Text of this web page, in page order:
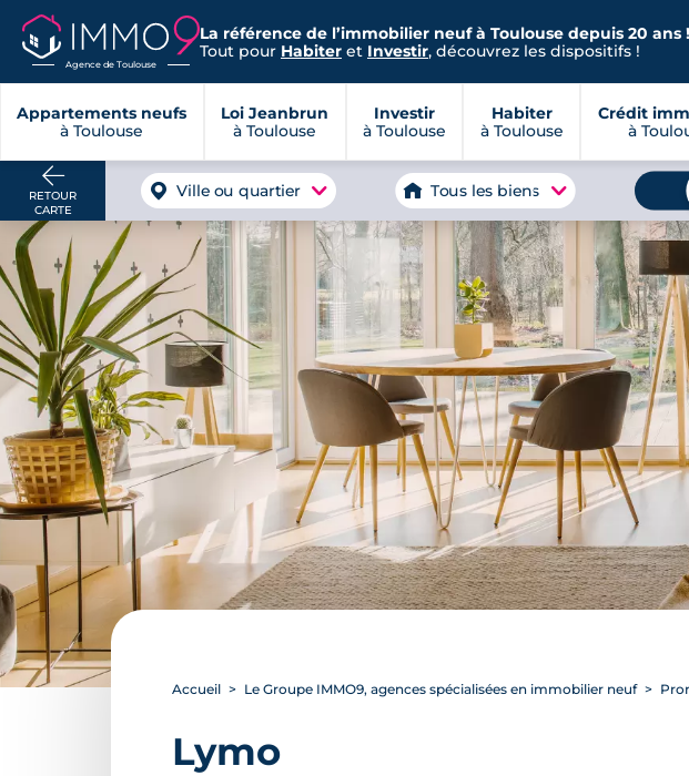
Agence de Toulouse
La référence de l’immobilier neuf à Toulouse depuis 20 ans !
Tout pour Habiter et Investir, découvrez les dispositifs !
Appartements neufs
à Toulouse
Loi Jeanbrun
à Toulouse
Investir
à Toulouse
Habiter
à Toulouse
Crédit
à
RETOUR
CARTE
Ville ou quartier Tous les biens
Accueil Le Groupe IMMO9, agences spécialisées en immobilier neuf
Lymo